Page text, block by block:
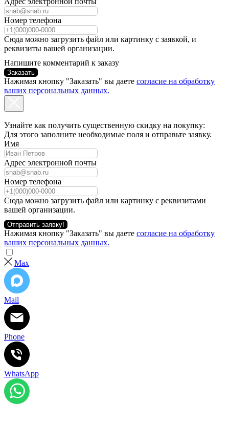
Номер телефона
Сюда можно загрузить файл или картинку с заявкой, и
реквизиты вашей организации.
Напишите комментарий к заказу
Заказать
Нажимая кнопку "Заказать" вы даете согласие на обработку
ваших персональных данных.
Узнайте как получить существенную скидку на покупку:
Для этого заполните необходимые поля и отправьте заявку.
Имя
Адрес электронной почты
Номер телефона
Сюда можно загрузить файл или картинку с реквизитами
вашей организации.
Отправить заявку!
Нажимая кнопку "Заказать" вы даете согласие на обработку
ваших персональных данных.
Max
Mail
Phone
WhatsApp